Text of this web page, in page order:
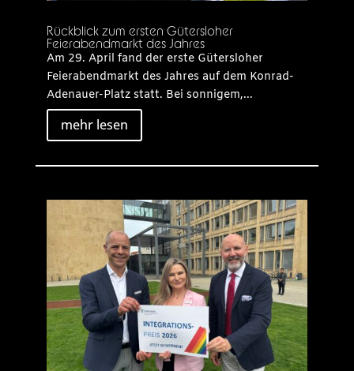
Rückblick zum ersten Gütersloher
Feierabendmarkt des Jahres
Am 29. April fand der erste Gütersloher
Feierabendmarkt des Jahres auf dem Konrad-
Adenauer-Platz statt. Bei sonnigem,...
mehr lesen